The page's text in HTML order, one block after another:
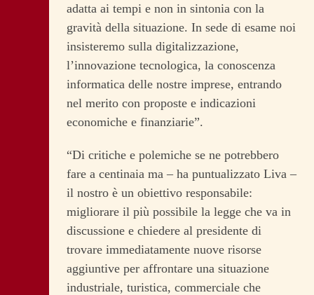
adatta ai tempi e non in sintonia con la
gravità della situazione. In sede di esame noi
insisteremo sulla digitalizzazione,
l’innovazione tecnologica, la conoscenza
informatica delle nostre imprese, entrando
nel merito con proposte e indicazioni
economiche e finanziarie”.
“Di critiche e polemiche se ne potrebbero
fare a centinaia ma – ha puntualizzato Liva –
il nostro è un obiettivo responsabile:
migliorare il più possibile la legge che va in
discussione e chiedere al presidente di
trovare immediatamente nuove risorse
aggiuntive per affrontare una situazione
industriale, turistica, commerciale che